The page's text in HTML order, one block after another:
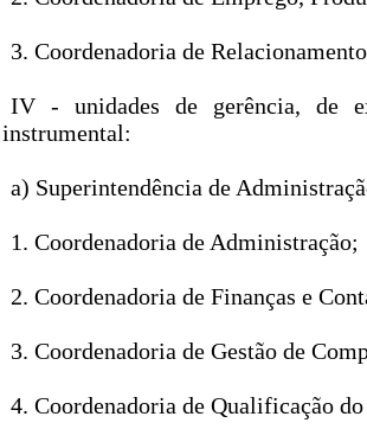
3. Coordenadoria de
IV - unidades de gerência, de
instrumental:
a) Superintendência de
1. Coordenadoria de Administração;
2. Coordenadoria de Finanças e
3. Coordenadoria de Gestão de
4. Coordenadoria de Qualificação